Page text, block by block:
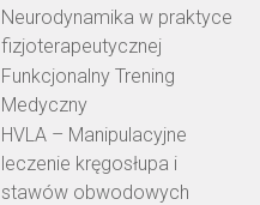
Neurodynamika w praktyce
fizjoterapeutycznej
Funkcjonalny Trening
Medyczny
HVLA – Manipulacyjne
leczenie kręgosłupa i
stawów obwodowych